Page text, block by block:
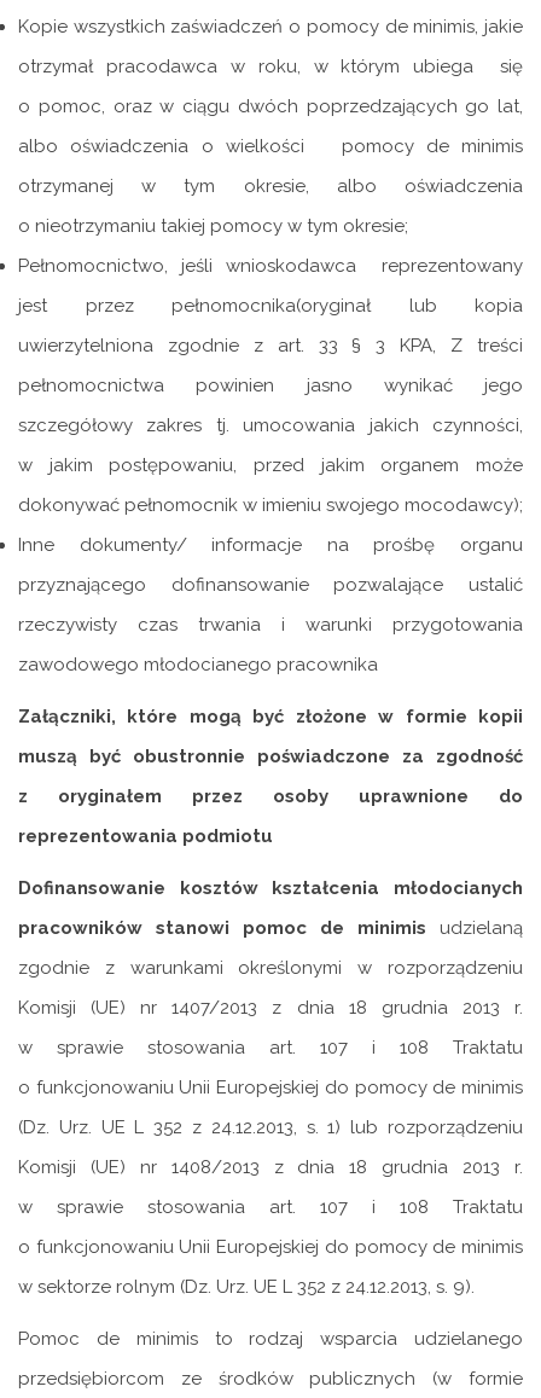
Kopie wszystkich zaświadczeń o pomocy de minimis, jakie
otrzymał pracodawca w roku, w którym ubiega się
o pomoc, oraz w ciągu dwóch poprzedzających go lat,
albo oświadczenia o wielkości pomocy de minimis
otrzymanej w tym okresie, albo oświadczenia
o nieotrzymaniu takiej pomocy w tym okresie;
Pełnomocnictwo, jeśli wnioskodawca reprezentowany
jest przez pełnomocnika(oryginał lub kopia
uwierzytelniona zgodnie z art. 33 § 3 KPA, Z treści
pełnomocnictwa powinien jasno wynikać jego
szczegółowy zakres tj. umocowania jakich czynności,
w jakim postępowaniu, przed jakim organem może
dokonywać pełnomocnik w imieniu swojego mocodawcy);
Inne dokumenty/ informacje na prośbę organu
przyznającego dofinansowanie pozwalające ustalić
rzeczywisty czas trwania i warunki przygotowania
zawodowego młodocianego pracownika
Załączniki, które mogą być złożone w formie kopii
muszą być obustronnie poświadczone za zgodność
z oryginałem przez osoby uprawnione do
reprezentowania podmiotu
Dofinansowanie kosztów kształcenia młodocianych
pracowników stanowi pomoc de minimis udzielaną
zgodnie z warunkami określonymi w rozporządzeniu
Komisji (UE) nr 1407/2013 z dnia 18 grudnia 2013 r.
w sprawie stosowania art. 107 i 108 Traktatu
o funkcjonowaniu Unii Europejskiej do pomocy de minimis
(Dz. Urz. UE L 352 z 24.12.2013, s. 1) lub rozporządzeniu
Komisji (UE) nr 1408/2013 z dnia 18 grudnia 2013 r.
w sprawie stosowania art. 107 i 108 Traktatu
o funkcjonowaniu Unii Europejskiej do pomocy de minimis
w sektorze rolnym (Dz. Urz. UE L 352 z 24.12.2013, s. 9).
Pomoc de minimis to rodzaj wsparcia udzielanego
przedsiębiorcom ze środków publicznych (w formie